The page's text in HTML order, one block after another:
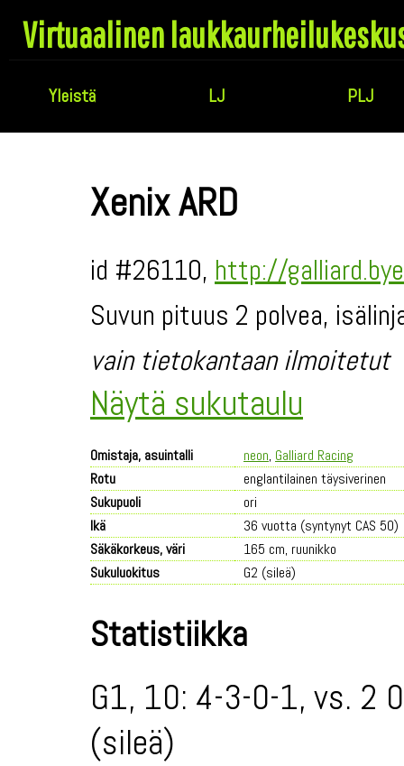
Virtuaalinen
Yleistä LJ PLJ
Xenix ARD
id #26110, http://
Suvun pituus 2 polvea,
vain tietokantaan ilmoitetut
Näytä sukutaulu
Omistaja, asuintalli neon, Galliard Racing
Rotu
englantilainen täysiverinen
Sukupuoli
ori
Ikä
36 vuotta (syntynyt CAS 50)
Säkäkorkeus, väri
165 cm, ruunikko
Sukuluokitus
G2 (sileä)
Statistiikka
G1, 10: 4-3-0-1, vs. 2
(sileä)